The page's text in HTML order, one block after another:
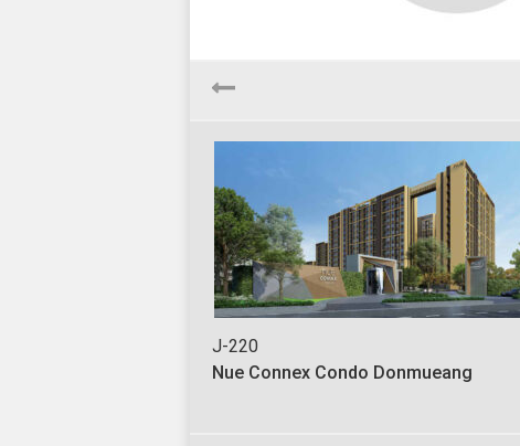
J-220
Nue Connex Condo Donmueang